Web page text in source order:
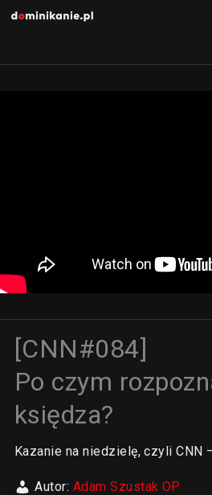
[CNN#084]
Po czym
księdza?
Kazanie na niedzielę, czyli CNN
Autor: Adam Szustak OP